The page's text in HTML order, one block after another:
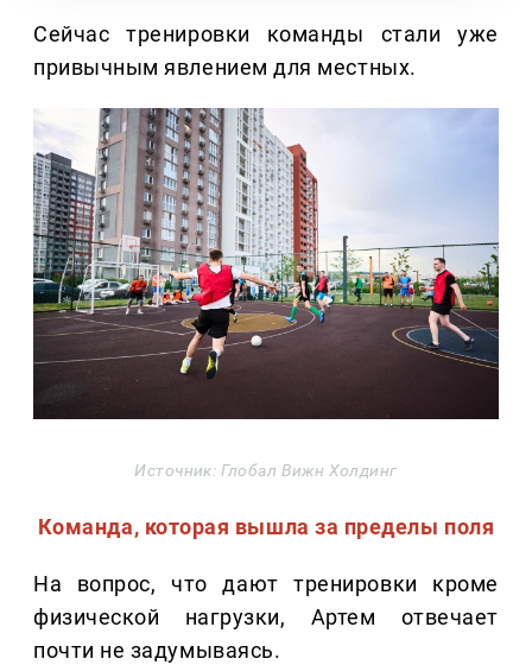
Сейчас тренировки команды стали уже
привычным явлением для местных.
Источник: Глобал Вижн Холдинг
Команда, которая вышла за пределы поля
На вопрос, что дают тренировки кроме
физической нагрузки, Артем отвечает
почти не задумываясь.